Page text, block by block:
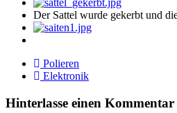
Der Sattel wurde gekerbt und
Polieren
Elektronik
Hinterlasse einen Kommentar